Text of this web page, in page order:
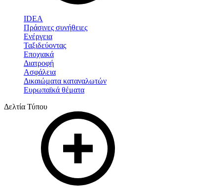
IDEA
Πράσινες συνήθειες
Ενέργεια
Ταξιδεύοντας
Εποχιακά
Διατροφή
Ασφάλεια
Δικαιώματα καταναλωτών
Ευρωπαϊκά θέματα
Δελτία Τύπου